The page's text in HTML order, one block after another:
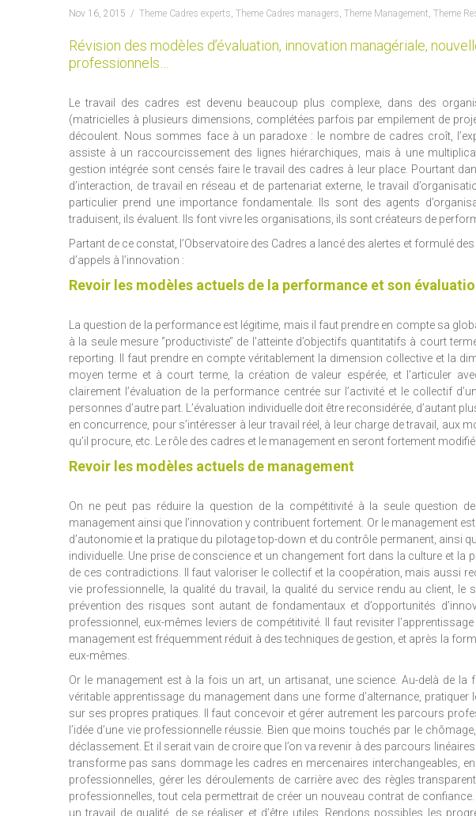
Nov 16, 2015 Theme Cadres experts, Theme Cadres managers, Theme Management, Theme
Révision des modèles d’évaluation, innovation managériale,
professionnels…
Le travail des cadres est devenu beaucoup plus complexe, dans des
(matricielles à plusieurs dimensions, complétées parfois par empilement de
découlent. Nous sommes face à un paradoxe : le nombre de cadres croît,
assiste à un raccourcissement des lignes hiérarchiques, mais à une
gestion intégrée sont censés faire le travail des cadres à leur place. Pourtant
d’interaction, de travail en réseau et de partenariat externe, le travail
particulier prend une importance fondamentale. Ils sont des agents
traduisent, ils évaluent. Ils font vivre les organisations, ils sont créateurs de
Partant de ce constat, l’Observatoire des Cadres a lancé des alertes et formulé
d’appels à l’innovation :
Revoir les modèles actuels de la performance et son
La question de la performance est légitime, mais il faut prendre en compte sa
à la seule mesure ‘’productiviste’’ de l’atteinte d’objectifs quantitatifs à court
reporting. Il faut prendre en compte véritablement la dimension collective et la
moyen terme et à court terme, la création de valeur espérée, et l’articuler
clairement l’évaluation de la performance centrée sur l’activité et le collectif
personnes d’autre part. L’évaluation individuelle doit être reconsidérée, d’autant
en concurrence, pour s’intéresser à leur travail réel, à leur charge de travail, aux
qu’il procure, etc. Le rôle des cadres et le management en seront fortement
Revoir les modèles actuels de management
On ne peut pas réduire la question de la compétitivité à la seule question
management ainsi que l’innovation y contribuent fortement. Or le management
d’autonomie et la pratique du pilotage top-down et du contrôle permanent, ainsi
individuelle. Une prise de conscience et un changement fort dans la culture et
de ces contradictions. Il faut valoriser le collectif et la coopération, mais aussi
vie professionnelle, la qualité du travail, la qualité du service rendu au client,
prévention des risques sont autant de fondamentaux et d’opportunités
professionnel, eux-mêmes leviers de compétitivité. Il faut revisiter
management est fréquemment réduit à des techniques de gestion, et après la
eux-mêmes.
Or le management est à la fois un art, un artisanat, une science. Au-delà de
véritable apprentissage du management dans une forme d’alternance, pratiquer
sur ses propres pratiques. Il faut concevoir et gérer autrement les parcours
l’idée d’une vie professionnelle réussie. Bien que moins touchés par le
déclassement. Et il serait vain de croire que l’on va revenir à des parcours
transforme pas sans dommage les cadres en mercenaires interchangeables,
professionnelles, gérer les déroulements de carrière avec des règles
professionnelles, tout cela permettrait de créer un nouveau contrat de
un travail de qualité, de se réaliser et d’être utiles. Rendons possibles les